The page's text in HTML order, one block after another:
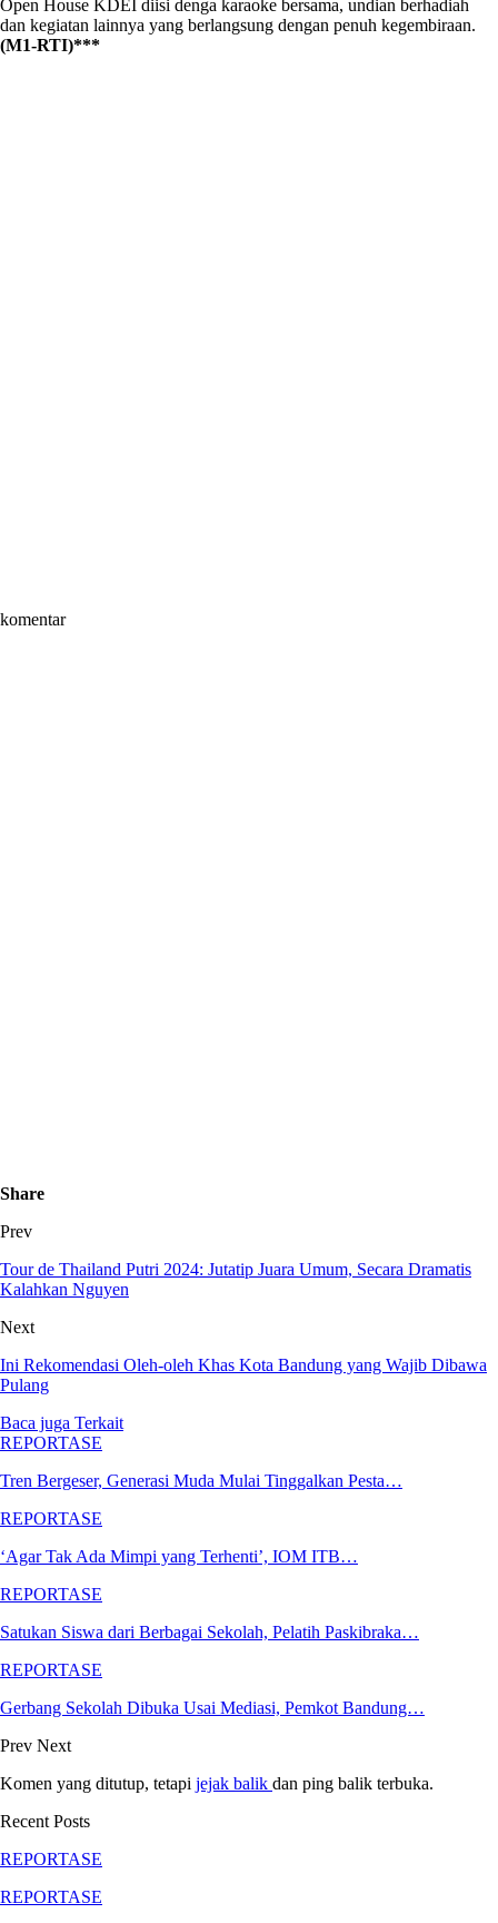
Open House KDEI diisi denga karaoke bersama, undian berhadiah
dan kegiatan lainnya yang berlangsung dengan penuh kegembiraan.
(M1-RTI)***
komentar
Share
Prev
Tour de Thailand Putri 2024: Jutatip Juara Umum, Secara Dramatis
Kalahkan Nguyen
Next
Ini Rekomendasi Oleh-oleh Khas Kota Bandung yang Wajib Dibawa
Pulang
Baca juga Terkait
REPORTASE
Tren Bergeser, Generasi Muda Mulai Tinggalkan Pesta…
REPORTASE
‘Agar Tak Ada Mimpi yang Terhenti’, IOM ITB…
REPORTASE
Satukan Siswa dari Berbagai Sekolah, Pelatih Paskibraka…
REPORTASE
Gerbang Sekolah Dibuka Usai Mediasi, Pemkot Bandung…
Prev Next
Komen yang ditutup, tetapi jejak balik dan ping balik terbuka.
Recent Posts
REPORTASE
REPORTASE